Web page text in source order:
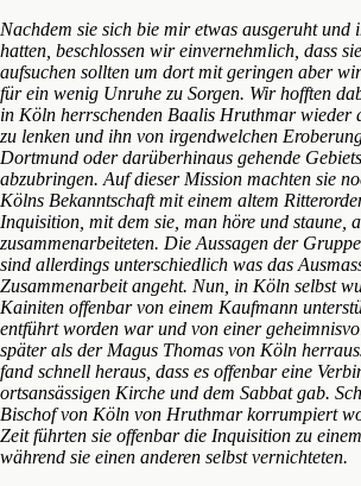
Nachdem sie sich bie mir etwas ausgeruht und
hatten, beschlossen wir einvernehmlich, dass
aufsuchen sollten um dort mit geringen aber
für ein wenig Unruhe zu Sorgen. Wir hofften
in Köln herrschenden Baalis Hruthmar wieder
zu lenken und ihn von irgendwelchen
Dortmund oder darüberhinaus gehende
abzubringen. Auf dieser Mission machten sie
Kölns Bekanntschaft mit einem altem
Inquisition, mit dem sie, man höre und staune,
zusammenarbeiteten. Die Aussagen der
sind allerdings unterschiedlich was das
Zusammenarbeit angeht. Nun, in Köln selbst
Kainiten offenbar von einem Kaufmann
entführt worden war und von einer
später als der Magus Thomas von Köln
fand schnell heraus, dass es offenbar eine
ortsansässigen Kirche und dem Sabbat gab.
Bischof von Köln von Hruthmar korrumpiert
Zeit führten sie offenbar die Inquisition zu
während sie einen anderen selbst vernichteten.